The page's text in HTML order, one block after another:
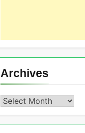
Archives
Archives